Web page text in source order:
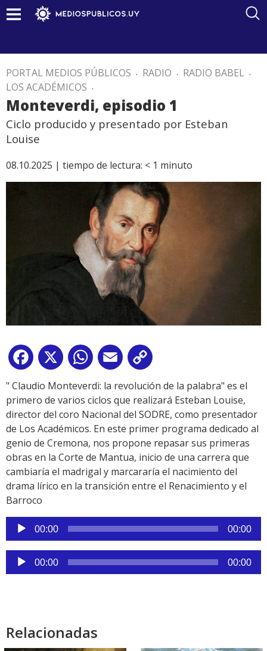
PORTAL MEDIOS PÚBLICOS . RADIO . RADIO BABEL .
LOS ACADÉMICOS .
Monteverdi, episodio 1
Ciclo producido y presentado por Esteban
Louise
08.10.2025 | tiempo de lectura: < 1 minuto
Facebook
X WhatsApp
Email
Link
" Claudio Monteverdi: la revolución de la palabra" es el
primero de varios ciclos que realizará Esteban Louise,
director del coro Nacional del SODRE, como presentador
de Los Académicos. En este primer programa dedicado al
genio de Cremona, nos propone repasar sus primeras
obras en la Corte de Mantua, inicio de una carrera que
cambiaría el madrigal y marcararía el nacimiento del
drama lírico en la transición entre el Renacimiento y el
Barroco
Reproductor
de
audio
00:00 00:00
Reproductor
de
00:00 00:00
Relacionadas